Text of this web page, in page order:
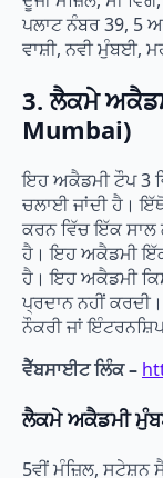
ਪਲਾਟ ਨੰਬਰ 39, 5
ਵਾਸ਼ੀ, ਨਵੀ ਮੁੰਬਈ,
3. ਲੈਕਮੇ
Mumbai)
ਇਹ ਅਕੈਡਮੀ ਟੌਪ 3
ਚਲਾਈ ਜਾਂਦੀ ਹੈ।
ਕਰਨ ਵਿੱਚ ਇੱਕ ਸਾਲ
ਹੈ। ਇਹ ਅਕੈਡਮੀ
ਹੈ। ਇਹ ਅਕੈਡਮੀ
ਪ੍ਰਦਾਨ ਨਹੀਂ
ਨੌਕਰੀ ਜਾਂ
ਵੈੱਬਸਾਈਟ ਲਿੰਕ –
ਲੈਕਮੇ ਅਕੈਡਮੀ
5ਵੀਂ ਮੰਜ਼ਿਲ, ਸਟੇਸ਼ਨ